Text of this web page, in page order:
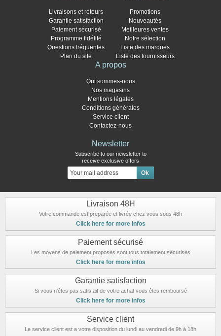
Livraisons et retours
Garantie satisfaction
Paiement sécurisé
Programme fidélité
Questions fréquentes
Plan du site
Promotions
Nouveautés
Meilleures ventes
Notre sélection
Liste des marques
Liste des fournisseurs
A propos
Qui sommes-nous
Nos magasins
Mentions légales
Conditions générales
Service client
Contactez-nous
Newsletter
Subscribe to our newsletter to
receive exclusive offers
Livraison 48H
Votre commande est preparée et livrée chez vous sous 48h
Click here for more infos
Paiement sécurisé
Les moyens de paiement proposés sont tous totalement sécurisés
Click here for more infos
Garantie satisfaction
Si vous n'êtes pas satisfait de votre achat vous êtes remboursé
Click here for more infos
Service client
Le service client est a votre disposition du lundi au vendredi de 9h à 18h